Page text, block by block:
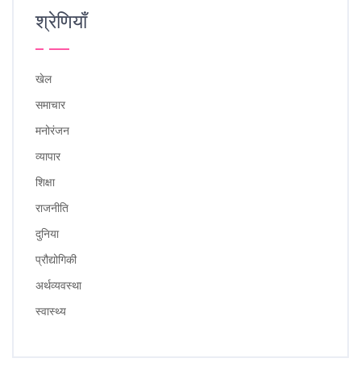
श्रेणियाँ
खेल
समाचार
मनोरंजन
व्यापार
शिक्षा
राजनीति
दुनिया
प्रौद्योगिकी
अर्थव्यवस्था
स्वास्थ्य